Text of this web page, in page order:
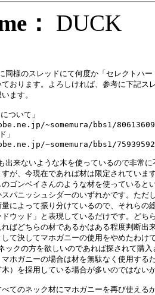
：
同様のスレッドにて何度か「セレクトハ
おります。よろしければ、参考に下記ス
ます。
いて」
~somemura/bbs1/
」
~somemura/bbs1/
出来ないような木を使っているので非常
が、今現在であれば材は限定されていま
ゴンベイさんのような材を使っていると
パニッシュシダーのいずれかです。ただ
によって振り分けているので、それらの
ウッド」と表現しているだけです。どち
ばどちらの材であるかはある程度判断出
て決してマホガニーの使用をやめたわけ
ックの方を欲しいのであれば探されて購
ホガニーの場合は材を無駄なく使用する
）を採用している場合が多いのではない
てのネック材にマホガニーを再び使える